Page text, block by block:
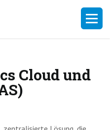
Cloud und